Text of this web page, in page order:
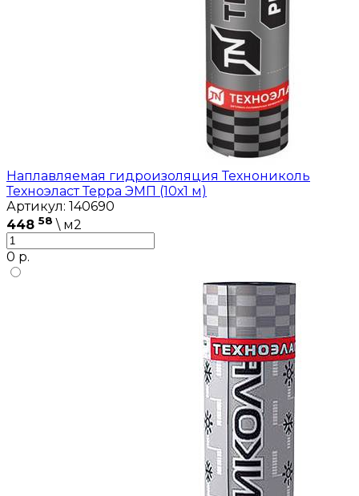
Наплавляемая гидроизоляция Технониколь
Техноэласт Терра ЭМП (10х1 м)
Артикул: 140690
448 58 \ м2
0 р.